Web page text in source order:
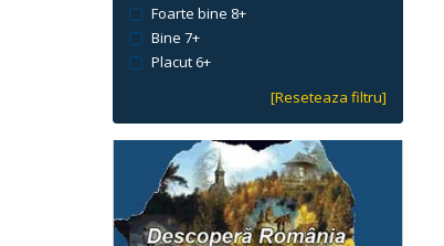
Foarte bine 8+
Bine 7+
Placut 6+
[Reseteaza filtru]